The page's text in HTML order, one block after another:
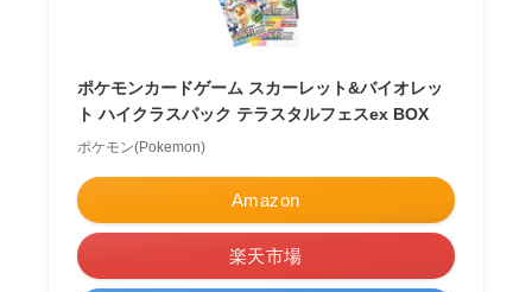
ポケモンカードゲーム スカーレット&バイオレッ
ト ハイクラスパック テラスタルフェスex BOX
ポケモン(Pokemon)
Amazon
楽天市場